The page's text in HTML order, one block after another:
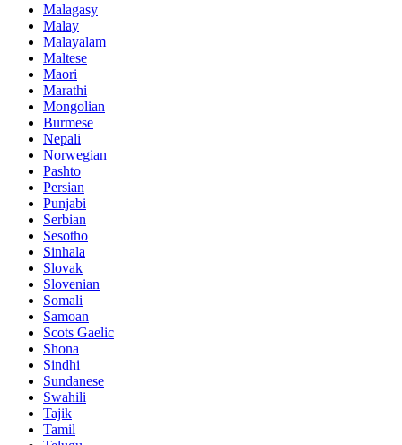
Malagasy
Malay
Malayalam
Maltese
Maori
Marathi
Mongolian
Burmese
Nepali
Norwegian
Pashto
Persian
Punjabi
Serbian
Sesotho
Sinhala
Slovak
Slovenian
Somali
Samoan
Scots Gaelic
Shona
Sindhi
Sundanese
Swahili
Tajik
Tamil